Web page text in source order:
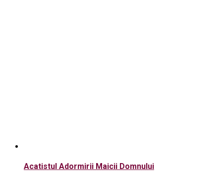
Acatistul Adormirii Maicii Domnului